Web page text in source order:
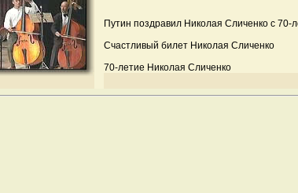
Путин поздравил Николая Сличенко с 70-
Счастливый билет Николая Сличенко
70-летие Николая Сличенко